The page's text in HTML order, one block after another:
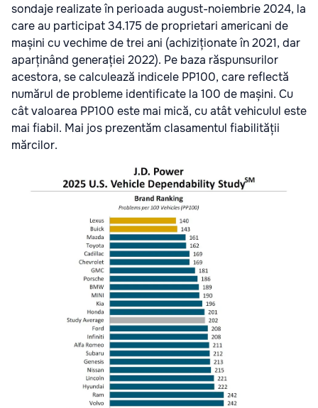
sondaje realizate în perioada august-noiembrie 2024, la
care au participat 34.175 de proprietari americani de
mașini cu vechime de trei ani (achiziționate în 2021, dar
aparținând generației 2022). Pe baza răspunsurilor
acestora, se calculează indicele PP100, care reflectă
numărul de probleme identificate la 100 de mașini. Cu
cât valoarea PP100 este mai mică, cu atât vehiculul este
mai fiabil. Mai jos prezentăm clasamentul fiabilității
mărcilor.